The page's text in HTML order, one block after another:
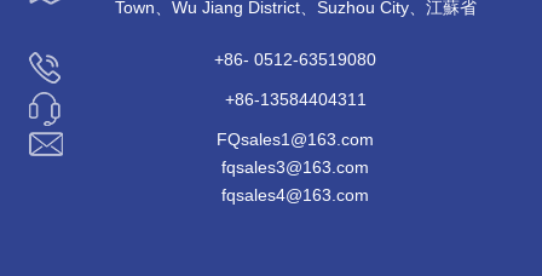
Town、Wu Jiang District、Suzhou City、江蘇省
+86- 0512-63519080
+86-13584404311
FQsales1@163.com
fqsales3@163.com
fqsales4@163.com